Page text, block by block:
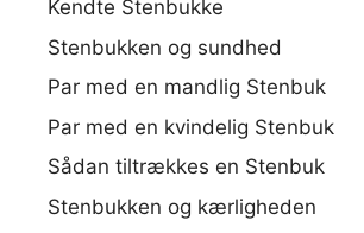
Kendte Stenbukke
Stenbukken og sundhed
Par med en mandlig Stenbuk
Par med en kvindelig Stenbuk
Sådan tiltrækkes en Stenbuk
Stenbukken og kærligheden